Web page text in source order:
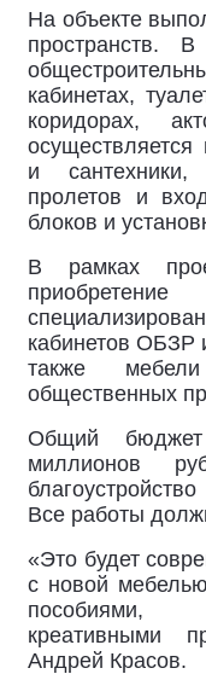
На объекте
пространств.
кабинетах,
коридорах,
осуществляется
и сантехники,
пролетов и
блоков и
В рамках
кабинетов ОБЗР
также
общественных
Общий бюджет
миллионов
Все работы
«Это будет
с новой
пособиями,
креативными
Андрей Красов.